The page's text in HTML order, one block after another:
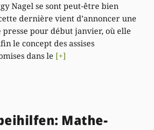
Nagel se sont peut-être bien
dernière vient d’annoncer une
presse pour début janvier, où elle
le concept des assises
dans le [+]
Mathe-